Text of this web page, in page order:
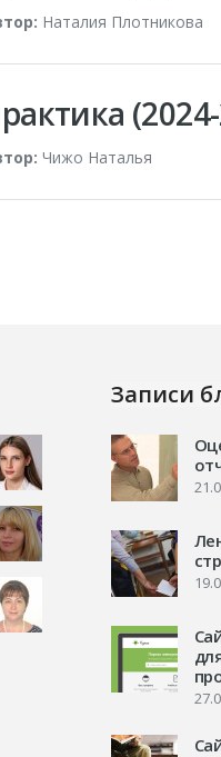
Наталия Плотникова
Чижо Наталья
Записи